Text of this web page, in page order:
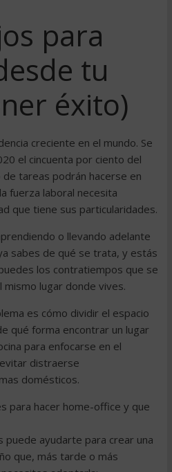
para
tu
éxito)
creciente en el mundo. Se
el cincuenta por ciento del
tareas podrán hacerse en
fuerza laboral necesita
que tiene sus particularidades.
o llevando adelante
sabes de qué se trata, y estás
los contratiempos que se
lugar donde vives.
es cómo dividir el espacio
qué forma encontrar un lugar
para enfocarse en el
distraerse
domésticos.
para hacer home-office y que
puede ayudarte para crear una
que, más tarde o más